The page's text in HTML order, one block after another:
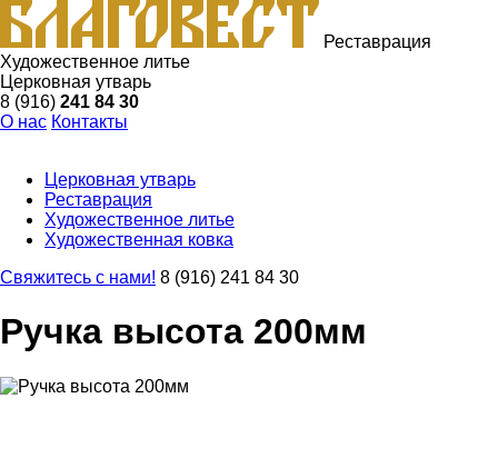
Реставрация
Художественное литье
Церковная утварь
8 (916) 241 84 30
О нас Контакты
Церковная утварь
Реставрация
Художественное литье
Художественная ковка
Свяжитесь с нами! 8 (916) 241 84 30
Ручка высота 200мм